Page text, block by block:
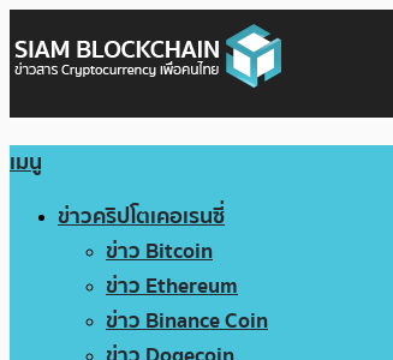
เมนู
ข่าวคริปโตเคอเรนซี่
ข่าว Bitcoin
ข่าว Ethereum
ข่าว Binance Coin